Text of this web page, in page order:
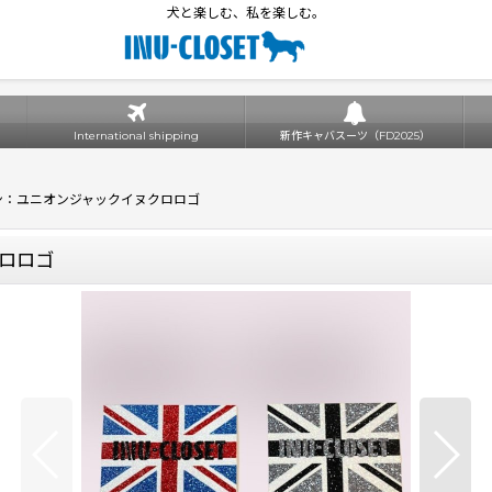
犬と楽しむ、私を楽しむ。
International shipping 新作キャバスーツ（FD2025）
ユニオンジャックイヌクロロゴ
ロゴ